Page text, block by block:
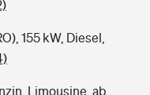
155 kW, Diesel,
Limousine, ab